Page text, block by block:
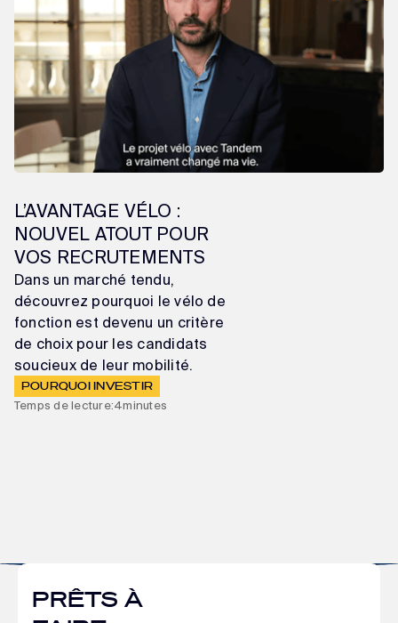
L’AVANTAGE VÉLO :
NOUVEL ATOUT POUR
VOS RECRUTEMENTS
Dans un marché tendu,
découvrez pourquoi le vélo de
fonction est devenu un critère
de choix pour les candidats
soucieux de leur mobilité.
POURQUOI INVESTIR
Temps de lecture:4minutes
PRÊTS À